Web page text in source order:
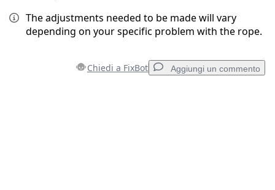
The adjustments needed to be made will vary
depending on your specific problem with the rope.
Chiedi a FixBot Aggiungi un commento